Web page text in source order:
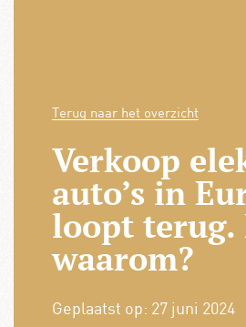
Terug naar het overzicht
Verkoop
auto’s in
loopt terug.
waarom?
Geplaatst op: 27 juni 2024